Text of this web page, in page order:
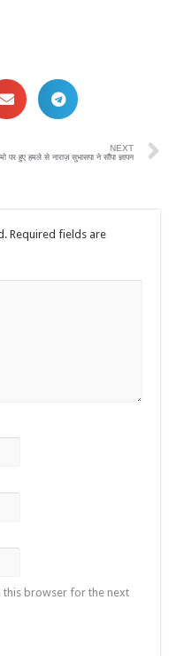
NEXT
पर हुए हमले से नाराज़ सुभासपा ने सौंपा ज्ञापन
Required fields are
this browser for the next